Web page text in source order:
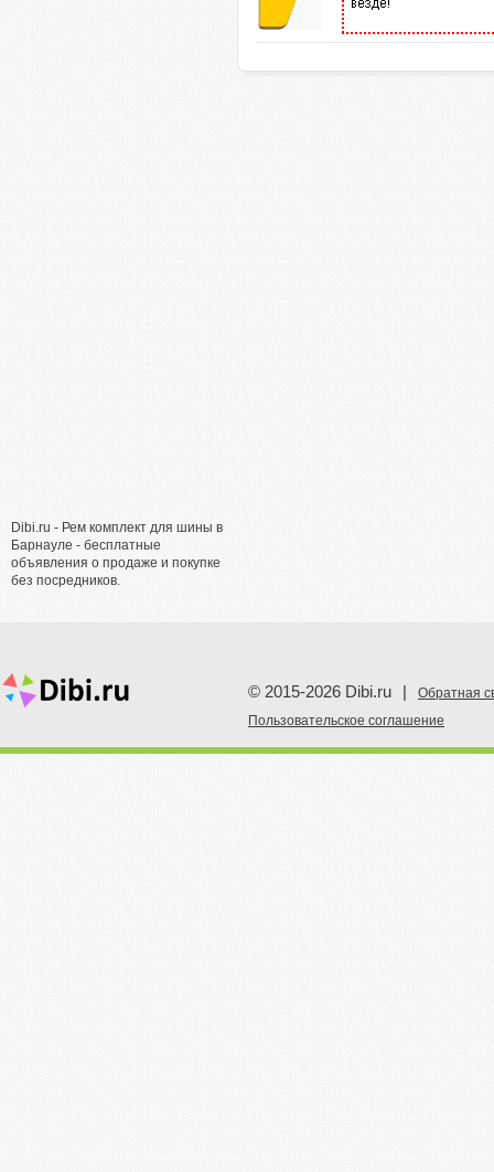
Dibi.ru - Рем комплект для шины в
Барнауле - бесплатные
объявления о продаже и покупке
без посредников.
© 2015-2026 Dibi.ru
Обратная
Пoльзовательское соглашение